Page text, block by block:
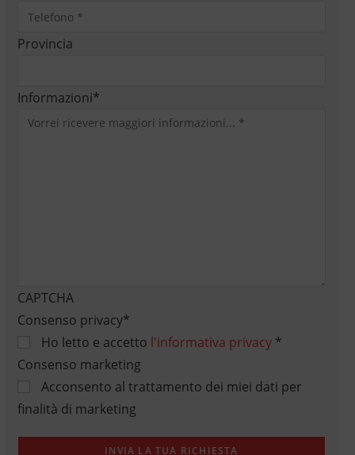
Provincia
Informazioni*
CAPTCHA
Consenso privacy*
Ho letto e accetto l'informativa privacy*
Consenso marketing
Acconsento al trattamento dei miei dati per
finalità di marketing